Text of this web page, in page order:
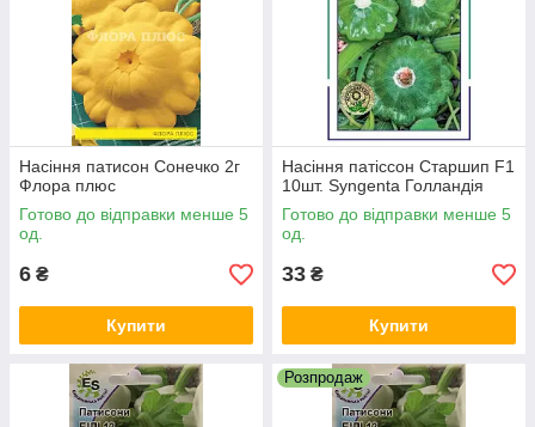
Насіння патисон Сонечко 2г
Флора плюс
Готово до відправки менше 5
од.
6 ₴
Купити
Насіння патіссон Старшип F1
10шт. Syngenta Голландія
Готово до відправки менше 5
од.
33 ₴
Купити
Розпродаж